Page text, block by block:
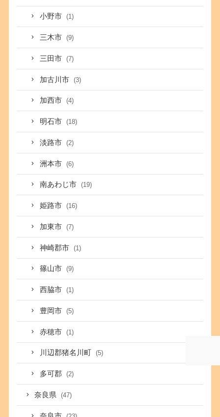
小野市 (1)
三木市 (9)
三田市 (7)
加古川市 (3)
加西市 (4)
明石市 (18)
淡路市 (2)
洲本市 (6)
南あわじ市 (19)
姫路市 (16)
加東市 (7)
神崎郡市 (1)
篠山市 (9)
西脇市 (1)
豊岡市 (5)
赤穂市 (1)
川辺郡猪名川町 (5)
多可郡 (2)
奈良県 (47)